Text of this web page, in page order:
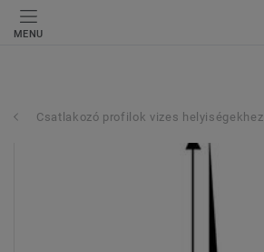
MENU
Csatlakozó profilok vizes helyiségekhez